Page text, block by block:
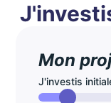
Mon
J'investis